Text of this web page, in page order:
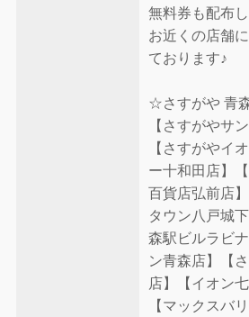
無料券も配布
お近くの店舗
ております♪
☆さすがや 青
【さすがやサ
【さすがやイ
ー十和田店】
百貨店弘前店
タウン八戸城
森駅ビルラビ
ン青森店】【
店】【イオン
【マックスバ